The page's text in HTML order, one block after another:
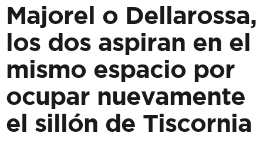
Majorel o Dellarossa,
los dos aspiran en el
mismo espacio por
ocupar nuevamente
el sillón de Tiscornia